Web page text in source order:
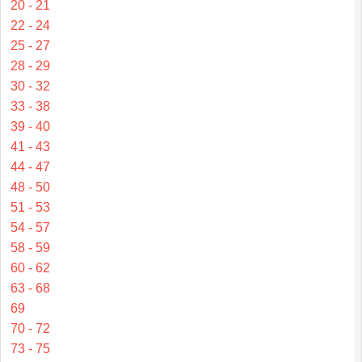
20 - 21
22 - 24
25 - 27
28 - 29
30 - 32
33 - 38
39 - 40
41 - 43
44 - 47
48 - 50
51 - 53
54 - 57
58 - 59
60 - 62
63 - 68
69
70 - 72
73 - 75